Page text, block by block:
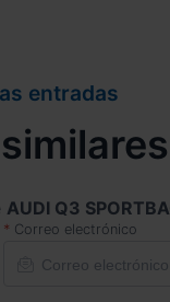
entradas
AUDI Q3
Correo electrónico